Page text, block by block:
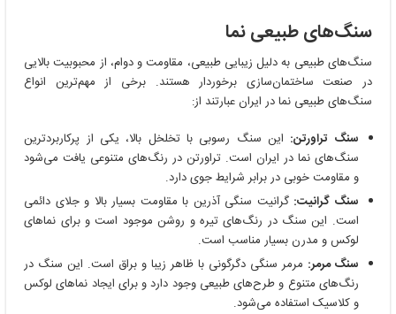
سنگ‌های طبیعی نما
سنگ‌های طبیعی به دلیل زیبایی طبیعی، مقاومت و دوام، از محبوبیت بالایی
در صنعت ساختمان‌سازی برخوردار هستند. برخی از مهم‌ترین انواع
سنگ‌های طبیعی نما در ایران عبارتند از:
سنگ تراورتن: این سنگ رسوبی با تخلخل بالا، یکی از پرکاربردترین
سنگ‌های نما در ایران است. تراورتن در رنگ‌های متنوعی یافت می‌شود
و مقاومت خوبی در برابر شرایط جوی دارد.
سنگ گرانیت: گرانیت سنگی آذرین با مقاومت بسیار بالا و جلای دائمی
است. این سنگ در رنگ‌های تیره و روشن موجود است و برای نماهای
لوکس و مدرن بسیار مناسب است.
سنگ مرمر: مرمر سنگی دگرگونی با ظاهر زیبا و براق است. این سنگ در
رنگ‌های متنوع و طرح‌های طبیعی وجود دارد و برای ایجاد نماهای لوکس
و کلاسیک استفاده می‌شود.